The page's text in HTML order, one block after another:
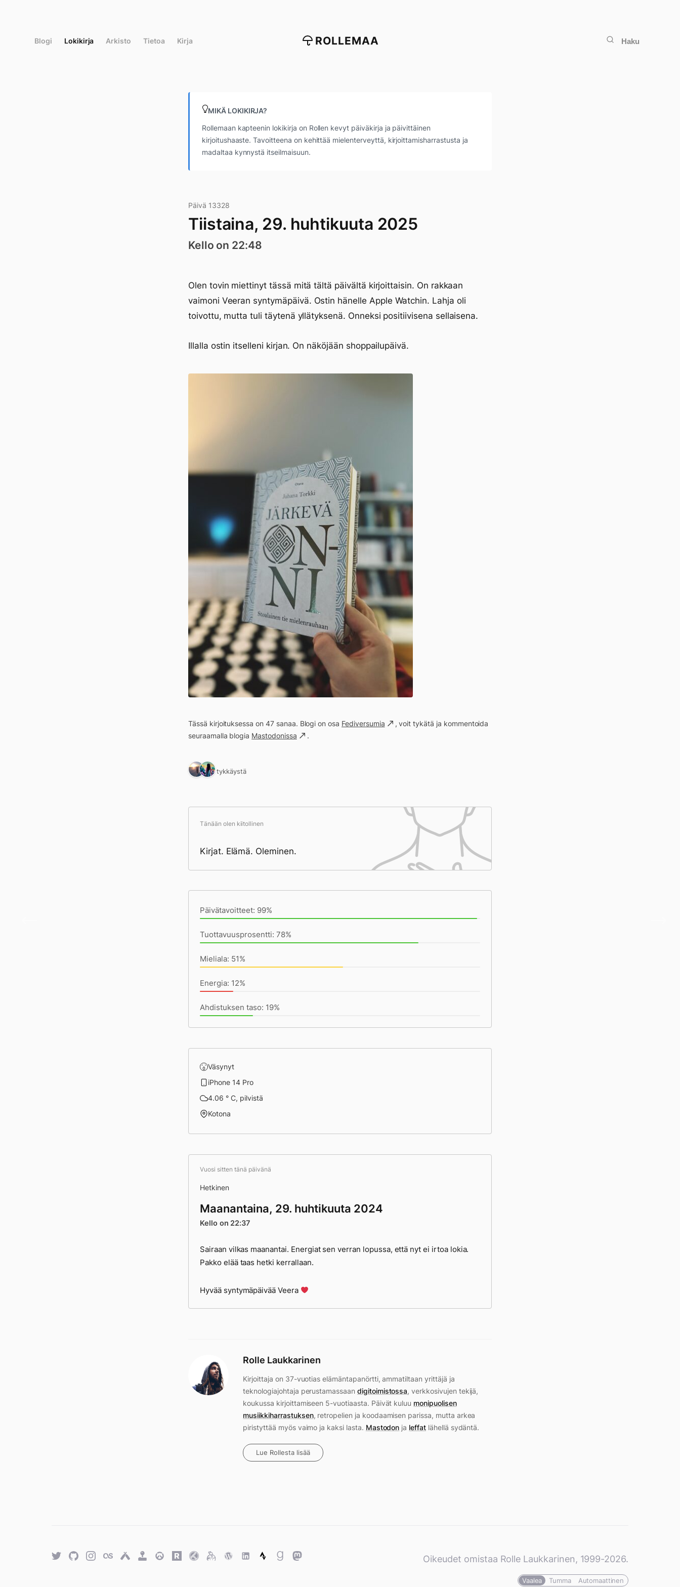
Blogi Lokikirja Arkisto Tietoa Kirja ROLLEMAA Haku
MIKÄ LOKIKIRJA?
Rollemaan kapteenin lokikirja on Rollen kevyt päiväkirja ja päivittäinen
kirjoitushaaste. Tavoitteena on kehittää mielenterveyttä, kirjoittamisharrastusta ja
madaltaa kynnystä itseilmaisuun.
Päivä 13328
Tiistaina, 29. huhtikuuta 2025
Kello on 22:48
Olen tovin miettinyt tässä mitä tältä päivältä kirjoittaisin. On rakkaan
vaimoni Veeran syntymäpäivä. Ostin hänelle Apple Watchin. Lahja oli
toivottu, mutta tuli täytenä yllätyksenä. Onneksi positiivisena sellaisena.
Illalla ostin itselleni kirjan. On näköjään shoppailupäivä.
Tässä kirjoituksessa on 47 sanaa. Blogi on osa Fediversumia
, voit tykätä ja kommentoida
seuraamalla blogia Mastodonissa .
2 tykkäystä
Tänään olen kiitollinen
Kirjat. Elämä. Oleminen.
Päivätavoitteet: 99%
Tuottavuusprosentti: 78%
Mieliala: 51%
Energia: 12%
Ahdistuksen taso: 19%
Väsynyt
iPhone 14 Pro
4.06 ° C, pilvistä
Kotona
Vuosi sitten tänä päivänä
Hetkinen
Maanantaina, 29. huhtikuuta 2024
Kello on 22:37
Sairaan vilkas maanantai. Energiat sen verran lopussa, että nyt ei irtoa lokia.
Pakko elää taas hetki kerrallaan.
Hyvää syntymäpäivää Veera
Rolle Laukkarinen
Kirjoittaja on 37-vuotias elämäntapanörtti, ammatiltaan yrittäjä ja
teknologiajohtaja perustamassaan digitoimistossa, verkkosivujen tekijä,
koukussa kirjoittamiseen 5-vuotiaasta. Päivät kuluu monipuolisen
musiikkiharrastuksen, retropelien ja koodaamisen parissa, mutta arkea
piristyttää myös vaimo ja kaksi lasta. Mastodon ja leffatlähellä sydäntä.
Lue Rollesta lisää
Päivä 13329
TwitterGitHubTwitterLast.fmUntappd
RetroOverwatch
Rawg.ioTraktKeybaseWordPress
WordPress
StravaGoodreads
Mastodon Oikeudet omistaa Rolle Laukkarinen, 1999-2026.
Vaalea Tumma Automaattinen